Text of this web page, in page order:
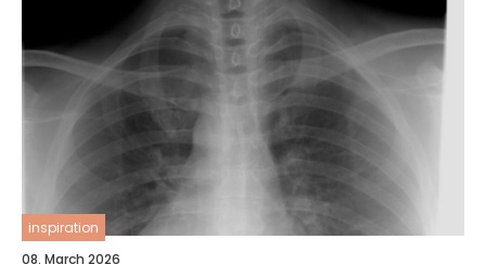
inspiration
08. March 2026